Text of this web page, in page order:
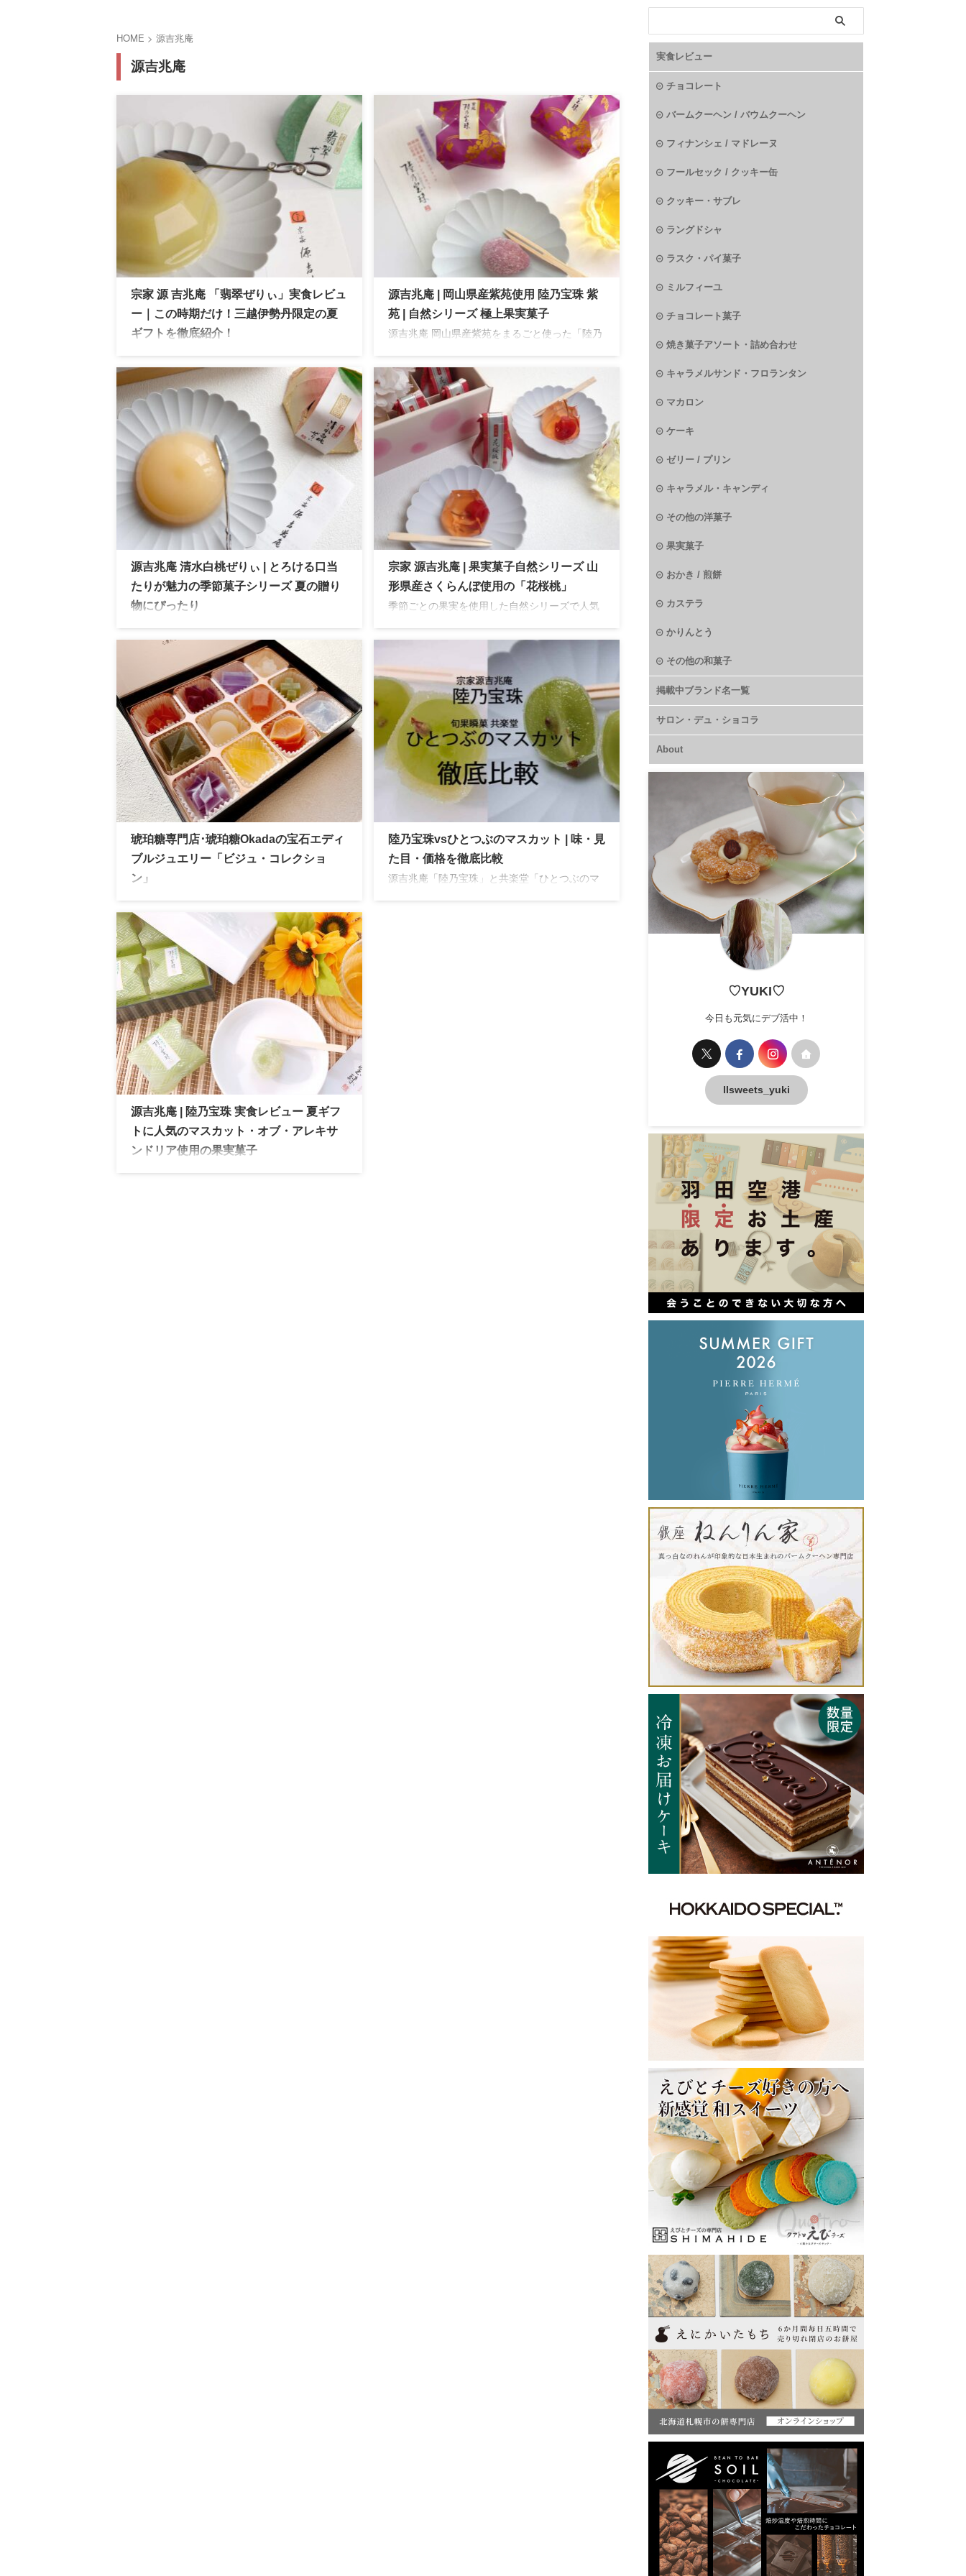
HOME > 源吉兆庵
源吉兆庵
宗家 源 吉兆庵 「翡翠ぜりぃ」実食レビュ
ー｜この時期だけ！三越伊勢丹限定の夏
ギフトを徹底紹介！
ぜりぃ」を徹底レビュー！老舗ブランドならで
はの高級感と、マスカットオブアレキサンドリ
アを使った贅沢な味わいを詳しく紹介します。
源吉兆庵 | 岡山県産紫苑使用 陸乃宝珠 紫
苑 | 自然シリーズ 極上果実菓子
源吉兆庵 岡山県産紫苑をまるごと使った「陸乃
す。
源吉兆庵 清水白桃ぜりぃ | とろける口当
たりが魅力の季節菓子シリーズ 夏の贈り
物にぴったり
岡山県産の白桃をまるごと使った贅沢な果実菓
子。とろける食感と上品な甘さが魅力です。
宗家 源吉兆庵 | 果実菓子自然シリーズ 山
形県産さくらんぼ使用の「花桜桃」
季節ごとの果実を使用した自然シリーズで人気
月〜5月の春スイーツとして毎年人気の花桜桃は
山形県産さくらんぼを1粒贅沢に仕様した宝石の
ようなゼリー。大切な方への贈り物、母の日の
贈り物にぴったりです。
琥珀糖専門店･琥珀糖Okadaの宝石エディ
ブルジュエリー「ビジュ・コレクショ
ン」
専門店「琥珀糖Okada」宝石のように美しい琥
珀糖は見た目にも美しく贈り物にピッタリのス
イーツ。誕生石シリーズはそれぞれ味わいも違
いプレゼントにオススメです。
陸乃宝珠vsひとつぶのマスカット | 味・見
た目・価格を徹底比較
源吉兆庵「陸乃宝珠」と共楽堂「ひとつぶのマ
源吉兆庵 | 陸乃宝珠 実食レビュー 夏ギフ
トに人気のマスカット・オブ・アレキサ
ンドリア使用の果実菓子
実食レビュー
チョコレート
バームクーヘン / バウムクーヘン
フィナンシェ / マドレーヌ
フールセック / クッキー缶
クッキー・サブレ
ラングドシャ
ラスク・パイ菓子
ミルフィーユ
チョコレート菓子
焼き菓子アソート・詰め合わせ
キャラメルサンド・フロランタン
マカロン
ケーキ
ゼリー / プリン
キャラメル・キャンディ
その他の洋菓子
果実菓子
おかき / 煎餅
カステラ
かりんとう
その他の和菓子
掲載中ブランド名一覧
サロン・デュ・ショコラ
About
♡YUKI♡
今日も元気にデブ活中！
llsweets_yuki